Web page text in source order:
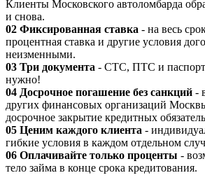
Клиенты Московского автоломбарда
и снова.
02 Фиксированная ставка - на весь
процентная ставка и другие условия
неизменными.
03 Три документа - СТС, ПТС и
нужно!
04 Досрочное погашение без санкций -
других финансовых организаций
досрочное закрытие кредитных
05 Ценим каждого клиента -
гибкие условия в каждом отдельном
06 Оплачивайте только проценты -
тело займа в конце срока кредитования.